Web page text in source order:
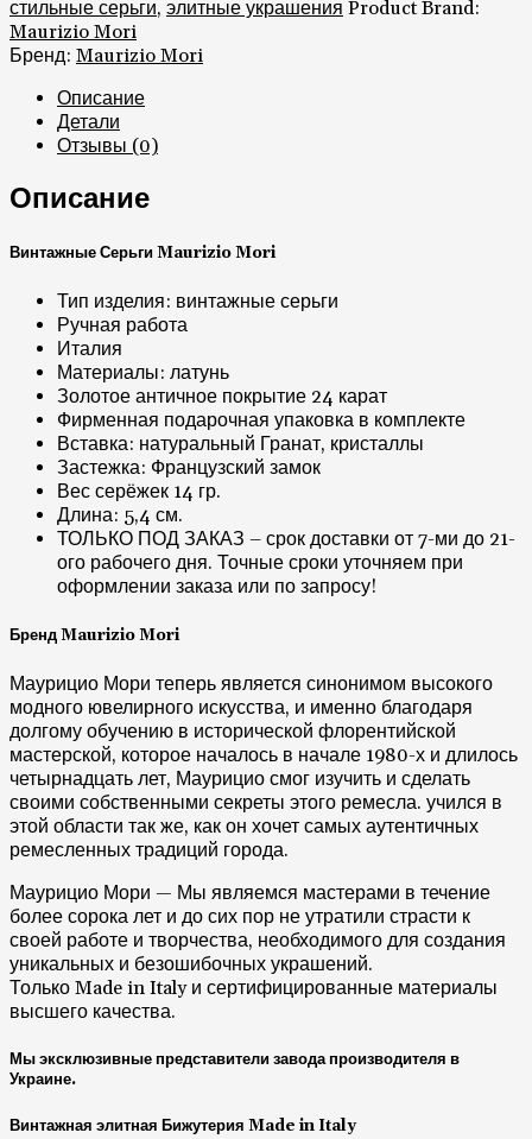
стильные серьги, элитные украшения Product Brand:
Maurizio Mori
Бренд: Maurizio Mori
Описание
Детали
Отзывы (0)
Описание
Винтажные Серьги Maurizio Mori
Тип изделия: винтажные серьги
Ручная работа
Италия
Материалы: латунь
Золотое античное покрытие 24 карат
Фирменная подарочная упаковка в комплекте
Вставка: натуральный Гранат, кристаллы
Застежка: Французский замок
Вес серёжек 14 гр.
Длина: 5,4 см.
ТОЛЬКО ПОД ЗАКАЗ – срок доставки от 7-ми до 21-
ого рабочего дня. Точные сроки уточняем при
оформлении заказа или по запросу!
Бренд Maurizio Mori
Маурицио Мори теперь является синонимом высокого
модного ювелирного искусства, и именно благодаря
долгому обучению в исторической флорентийской
мастерской, которое началось в начале 1980-х и длилось
четырнадцать лет, Маурицио смог изучить и сделать
своими собственными секреты этого ремесла. учился в
этой области так же, как он хочет самых аутентичных
ремесленных традиций города.
Маурицио Мори — Мы являемся мастерами в течение
более сорока лет и до сих пор не утратили страсти к
своей работе и творчества, необходимого для создания
уникальных и безошибочных украшений.
Только Made in Italy и сертифицированные материалы
высшего качества.
Мы эксклюзивные представители завода производителя в
Украине.
Винтажная элитная Бижутерия Made in Italy